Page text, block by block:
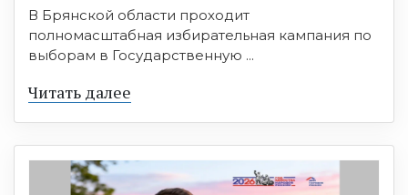
В Брянской области проходит
полномасштабная избирательная кампания по
выборам в Государственную ...
Читать далее